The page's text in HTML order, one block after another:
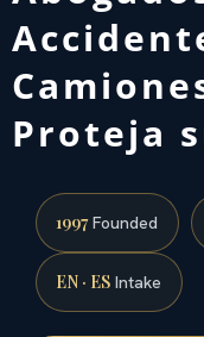
Proteja
1997Founded
EN · ES Intake